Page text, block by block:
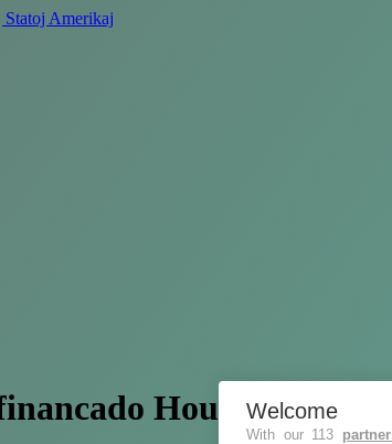
Amerikaj
HousersWelcome
With our 113